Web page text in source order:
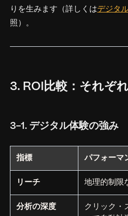
りを生みます（詳しくはデジタ
照）。
3. ROI比較：それぞ
3-1. デジタル体験の強み
指標 パフォーマ
リーチ 地理的制限
分析の深度
クリック・